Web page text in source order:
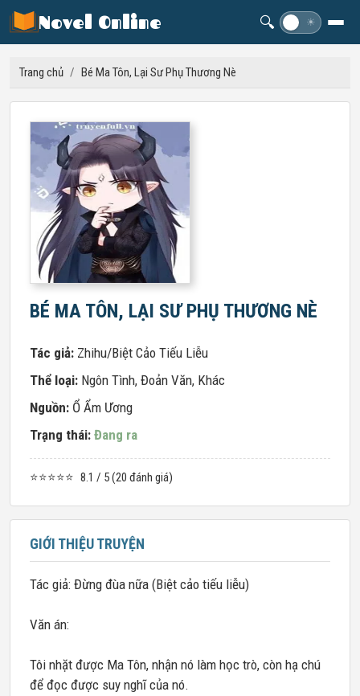
Novel Online 🔍 ☀
Trang chủ / Bé Ma Tôn, Lại Sư Phụ Thương Nè
BÉ MA TÔN, LẠI SƯ PHỤ THƯƠNG NÈ
Tác giả: Zhihu/Biệt Cảo Tiếu Liễu
Thể loại: Ngôn Tình, Đoản Văn, Khác
Nguồn: Ổ Ẩm Ương
Trạng thái: Đang ra
⭐⭐⭐⭐⭐ 8.1 / 5 (20 đánh giá)
GIỚI THIỆU TRUYỆN
Tác giả: Đừng đùa nữa (Biệt cảo tiếu liễu)
Văn án:
Tôi nhặt được Ma Tôn, nhận nó làm học trò, còn hạ chú
để đọc được suy nghĩ của nó.